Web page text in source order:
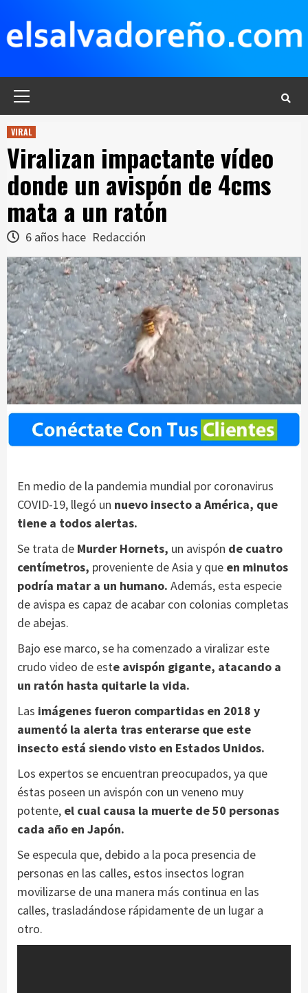
contenido
VIRAL
Viralizan impactante vídeo
donde un avispón de 4cms
mata a un ratón
6 años hace Redacción
En medio de la pandemia mundial por coronavirus
COVID-19, llegó un nuevo insecto a América, que
tiene a todos alertas.
Se trata de Murder Hornets, un avispón de cuatro
centímetros, proveniente de Asia y que en minutos
podría matar a un humano. Además, esta especie
de avispa es capaz de acabar con colonias completas
de abejas.
Bajo ese marco, se ha comenzado a viralizar este
crudo video de este avispón gigante, atacando a
un ratón hasta quitarle la vida.
Las imágenes fueron compartidas en 2018 y
aumentó la alerta tras enterarse que este
insecto está siendo visto en Estados Unidos.
Los expertos se encuentran preocupados, ya que
éstas poseen un avispón con un veneno muy
potente, el cual causa la muerte de 50 personas
cada año en Japón.
Se especula que, debido a la poca presencia de
personas en las calles, estos insectos logran
movilizarse de una manera más continua en las
calles, trasladándose rápidamente de un lugar a
otro.